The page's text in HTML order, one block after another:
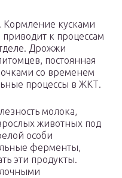
Кормление кусками
к процессам
Дрожжи
постоянная
со временем
процессы в ЖКТ.
молока,
животных под
особи
ферменты,
эти продукты.